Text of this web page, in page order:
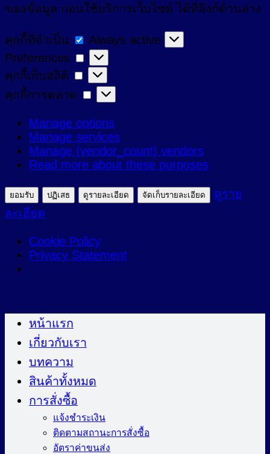
ของข้อมูล ก่อนใช้บริการเว็บไซต์ ได้ที่ลิงก์ด้านล่าง
คุกกี้ที่จำเป็น
คุกกี้
ที่
จำเป็น
Always active
Preferences
Preferences
คุกกี้เก็บสถิติ
คุกกี้
เก็บ
คุกกี้การตลาด
คุกกี้
ตลาด
Manage options
Manage services
Manage {vendor_count} vendors
Read more about these purposes
ยอมรับ ปฏิเสธ ดูรายละเอียด จัดเก็บรายละเอียด
ดูราย
ละเอียด
Cookie Policy
Privacy Statement
ไป
หน้าแรก
เกี่ยวกับเรา
บทความ
สินค้าทั้งหมด
การสั่งซื้อ
แจ้งชำระเงิน
ติดตามสถานะการสั่งซื้อ
อัตราค่าขนส่ง